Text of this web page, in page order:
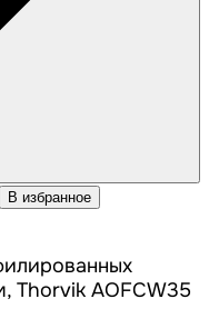
В избранное
Thorvik AOFCW35